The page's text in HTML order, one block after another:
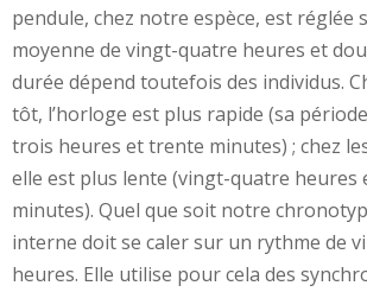
pendule, chez notre espèce, est réglée
moyenne de vingt-quatre heures et
durée dépend toutefois des individus.
tôt, l’horloge est plus rapide (sa
trois heures et trente minutes) ; chez
elle est plus lente (vingt-quatre heures
minutes). Quel que soit notre
interne doit se caler sur un rythme de
heures. Elle utilise pour cela des